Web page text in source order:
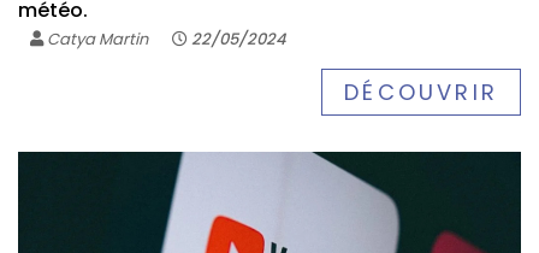
météo.
Catya Martin 22/05/2024
DÉCOUVRIR